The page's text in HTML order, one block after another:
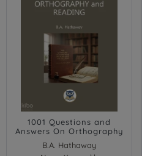
1001 Questions and
Answers On Orthography
And Reading
B.A. Hathaway